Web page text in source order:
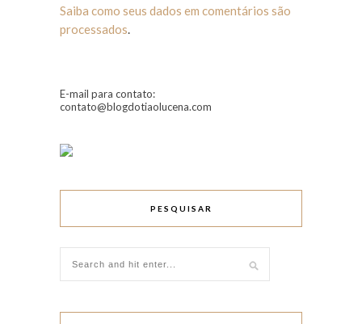
Saiba como seus dados em comentários são
processados.
E-mail para contato:
contato@blogdotiaolucena.com
PESQUISAR